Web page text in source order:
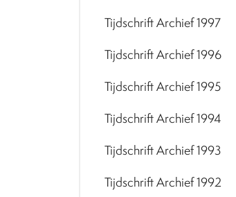
Tijdschrift Archief 1997
Tijdschrift Archief 1996
Tijdschrift Archief 1995
Tijdschrift Archief 1994
Tijdschrift Archief 1993
Tijdschrift Archief 1992